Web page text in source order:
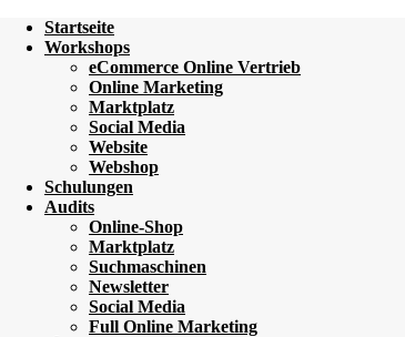
Startseite
Workshops
eCommerce Online Vertrieb
Online Marketing
Marktplatz
Social Media
Website
Webshop
Schulungen
Audits
Online-Shop
Marktplatz
Suchmaschinen
Newsletter
Social Media
Full Online Marketing